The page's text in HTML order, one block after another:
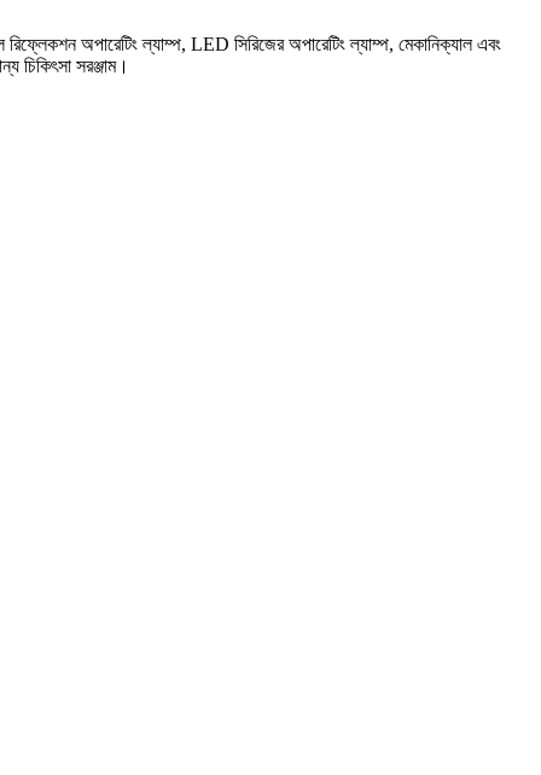
রিফ্লেকশন অপারেটিং ল্যাম্প, LED সিরিজের অপারেটিং ল্যাম্প, মেকানিক্যাল এবং
চিকিৎসা সরঞ্জাম।